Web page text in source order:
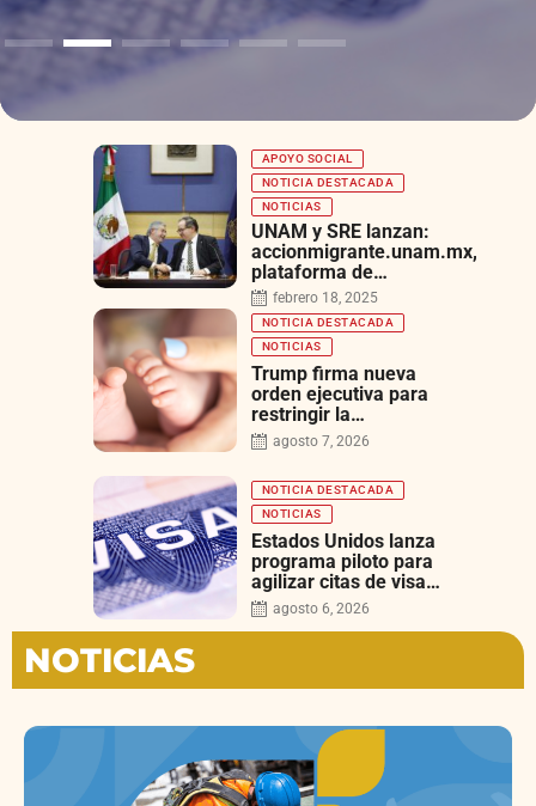
APOYO SOCIAL
NOTICIA DESTACADA
NOTICIAS
UNAM y SRE lanzan:
accionmigrante.unam.mx,
plataforma de
acompañamiento
psicológico y asesoría
jurídica
febrero 18, 2025
NOTICIA DESTACADA
NOTICIAS
Trump firma nueva
orden ejecutiva para
restringir la
ciudadanía por
nacimiento, semanas
Corte Suprema
revocara su primer
intento
agosto 7, 2026
NOTICIA DESTACADA
NOTICIAS
Estados Unidos lanza
programa piloto para
agilizar citas de visa
de turista en México
por 750 dólares
agosto 6, 2026
NOTICIAS